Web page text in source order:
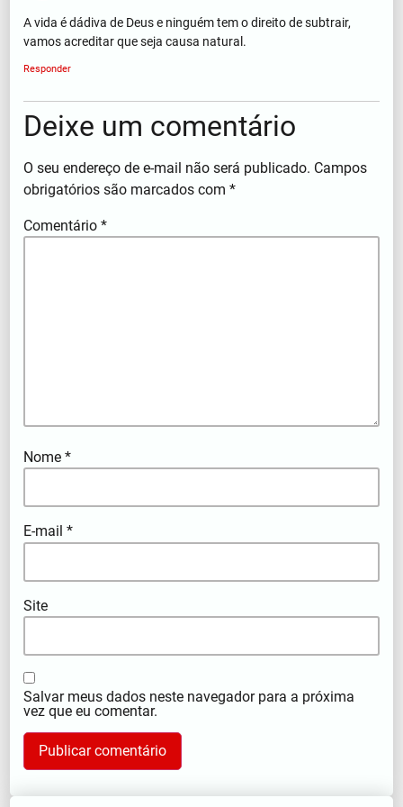
A vida é dádiva de Deus e ninguém tem o direito de subtrair,
vamos acreditar que seja causa natural.
Responder
Deixe um comentário
O seu endereço de e-mail não será publicado. Campos
obrigatórios são marcados com*
Comentário*
Nome*
E-mail*
Site
Salvar meus dados neste navegador para a próxima
vez que eu comentar.